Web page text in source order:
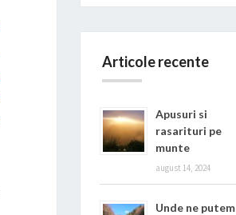
Articole recente
Apusuri si
rasarituri pe
munte
august 14, 2024
Unde ne putem